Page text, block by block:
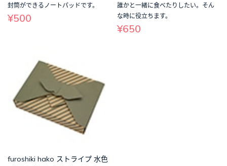
封筒ができるノートパッドです。
¥500
誰かと一緒に食べたりしたい。そん
な時に役立ちます。
¥650
furoshiki hako ストライプ 水色